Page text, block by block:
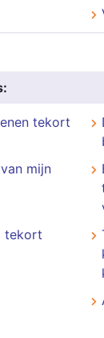
tekort
mijn
tekort